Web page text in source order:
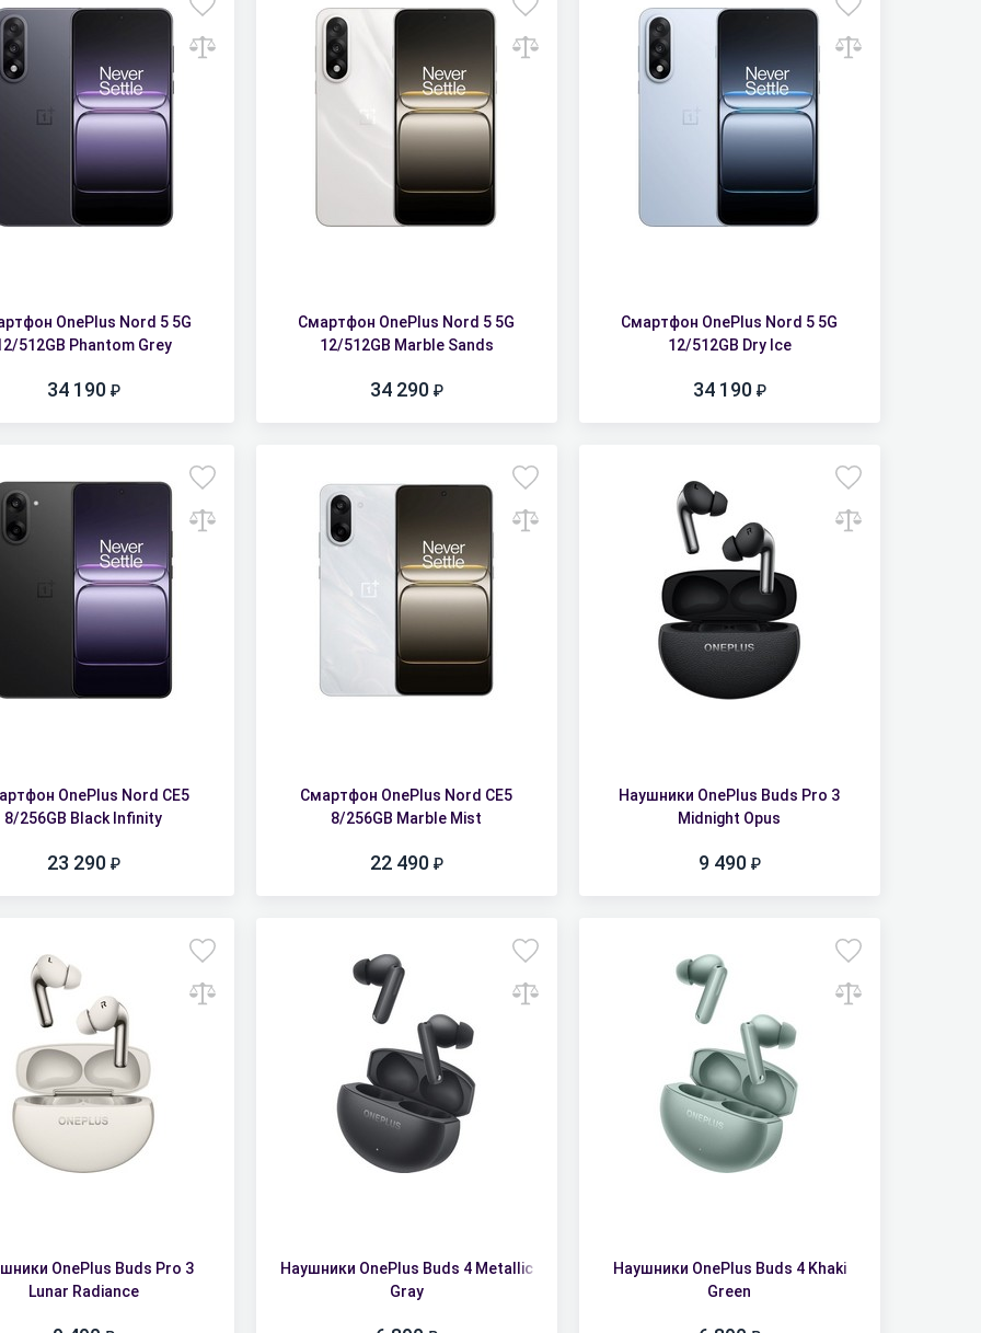
OnePlus Nord 5 5G
512GB Phantom Grey
34 190
Смартфон OnePlus Nord 5 5G
12/512GB Marble Sands
34 290
Смартфон OnePlus Nord 5 5G
12/512GB Dry Ice
34 190
OnePlus Nord CE5
8/256GB Black Infinity
23 290
Смартфон OnePlus Nord CE5
8/256GB Marble Mist
22 490
Наушники OnePlus Buds Pro 3
Midnight Opus
9 490
OnePlus Buds Pro 3
Lunar Radiance
Наушники OnePlus Buds 4 Metallic
Gray
Наушники OnePlus Buds 4 Khaki
Green